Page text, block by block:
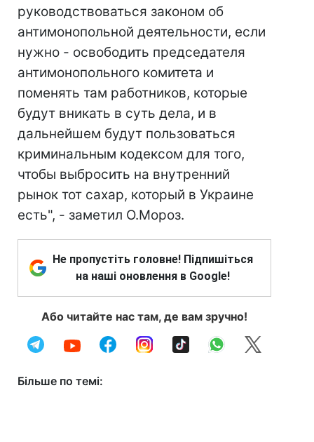
руководствоваться законом об
антимонопольной деятельности, если
нужно - освободить председателя
антимонопольного комитета и
поменять там работников, которые
будут вникать в суть дела, и в
дальнейшем будут пользоваться
криминальным кодексом для того,
чтобы выбросить на внутренний
рынок тот сахар, который в Украине
есть", - заметил О.Мороз.
Не пропустіть головне! Підпишіться
на наші оновлення в Google!
Або читайте нас там, де вам зручно!
Більше по темі: